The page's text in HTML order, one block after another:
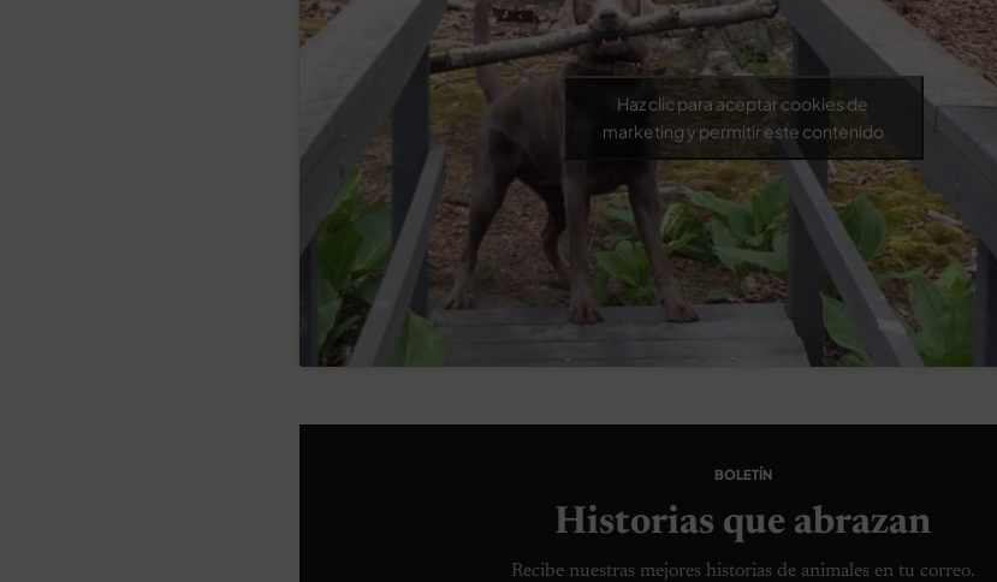
Haz clic para aceptar cookies de
marketing y permitir este contenido
BOLETÍN
Historias que abrazan
Recibe nuestras mejores historias de animales en tu correo.